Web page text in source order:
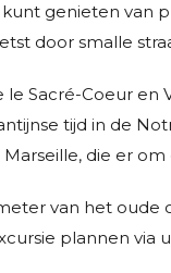
genieten
door smalle
Sacré-Coeur
tijd in de
die er om
van het
plannen via